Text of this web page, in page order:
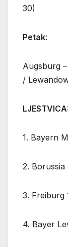
30)
Petak:
Augsburg
/
LJESTVICA:
1. Bayern
2.
3. Freiburg
4. Bayer